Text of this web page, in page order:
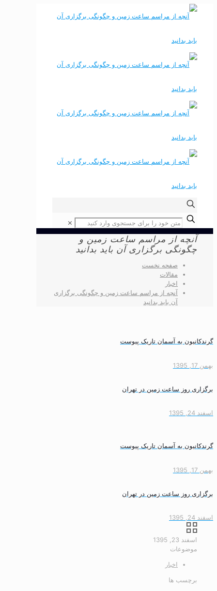
✕
آنچه از مراسم ساعت زمین و
چگونگی برگزاری آن باید بدانید
صفحه نخست
مقالات
اخبار
آنچه از مراسم ساعت زمین و چگونگی برگزاری
آن باید بدانید
گرندکانیون به آسمان تاریک پیوست
بهمن 17, 1395
برگزاری روز ساعت زمین در تهران
اسفند 24, 1395
گرندکانیون به آسمان تاریک پیوست
بهمن 17, 1395
برگزاری روز ساعت زمین در تهران
اسفند 24, 1395
اسفند 23, 1395
موضوعات
اخبار
برچسب ها